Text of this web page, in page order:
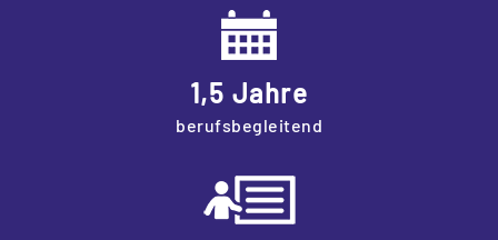
1,5 Jahre
berufsbegleitend